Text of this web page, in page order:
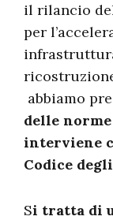
il rilancio
per
abbiamo
delle
interviene
Codice
Si tratta di